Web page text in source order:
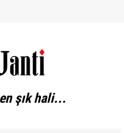
en şık hali...